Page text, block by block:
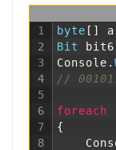
1
2
3
4
5
6
7
8
byte [ ]
Bit
bit6
Console .
//
foreach
{